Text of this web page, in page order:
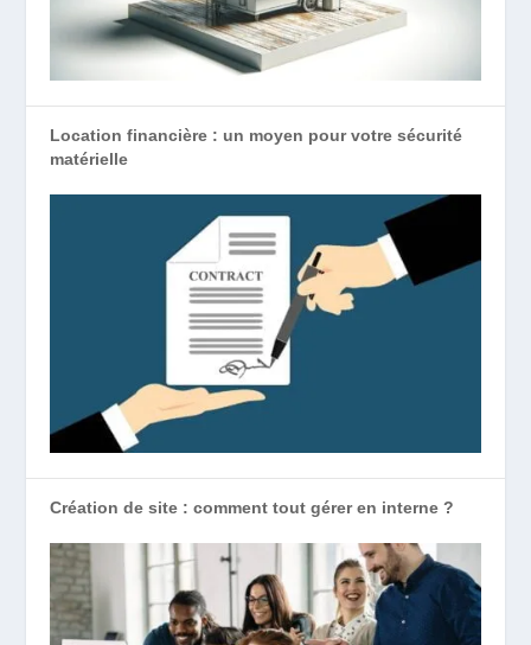
Location financière : un moyen pour votre sécurité
matérielle
Création de site : comment tout gérer en interne ?